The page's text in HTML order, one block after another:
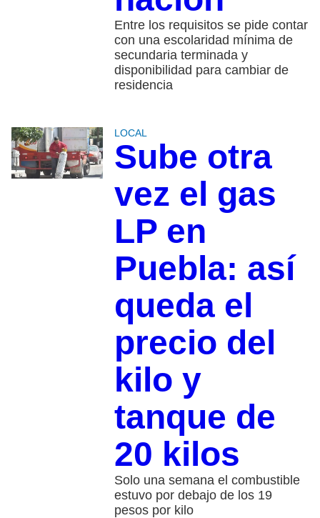
Entre los requisitos se pide contar
con una escolaridad mínima de
secundaria terminada y
disponibilidad para cambiar de
residencia
LOCAL
Sube otra
vez el gas
LP en
Puebla: así
queda el
precio del
kilo y
tanque de
20 kilos
Solo una semana el combustible
estuvo por debajo de los 19
pesos por kilo